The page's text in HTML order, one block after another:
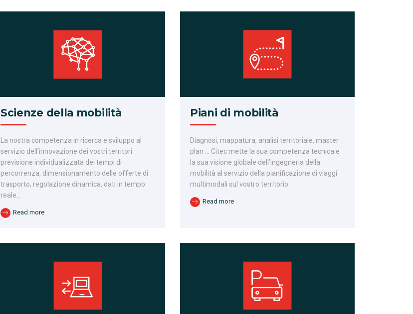
Scienze della mobilità
La nostra competenza in ricerca e sviluppo al
servizio dell’innovazione dei vostri territori:
previsione individualizzata dei tempi di
percorrenza, dimensionamento delle offerte di
trasporto, regolazione dinamica, dati in tempo
reale…
Read more
Piani di mobilità
Diagnosi, mappatura, analisi territoriale, master
plan … Citec mette la sua competenza tecnica e
la sua visione globale dell’ingegneria della
mobilità al servizio della pianificazione di viaggi
multimodali sul vostro territorio.
Read more